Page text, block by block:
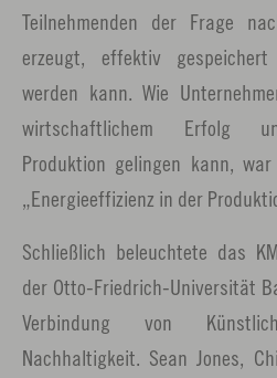
Teilnehmenden der Frage
erzeugt, effektiv
werden kann. Wie
wirtschaftlichem Erfolg
Produktion gelingen kann,
„Energieeffizienz in der
Schließlich beleuchtete das
der Otto-Friedrich-Universität
Verbindung von
Nachhaltigkeit. Sean Jones,